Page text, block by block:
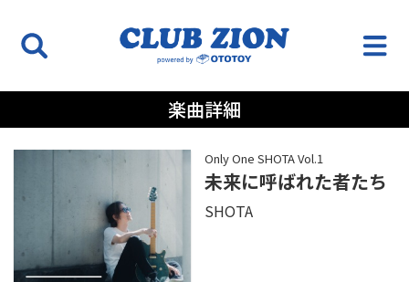
楽曲詳細
Only One SHOTA Vol.1
未来に呼ばれた者たち
SHOTA